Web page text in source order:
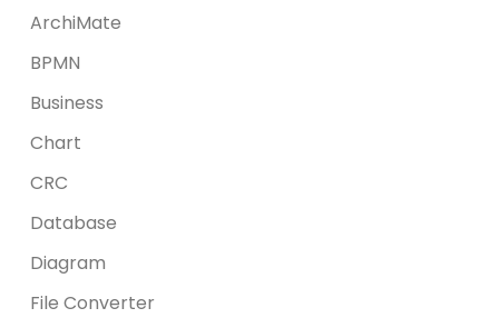
ArchiMate
BPMN
Business
Chart
CRC
Database
Diagram
File Converter